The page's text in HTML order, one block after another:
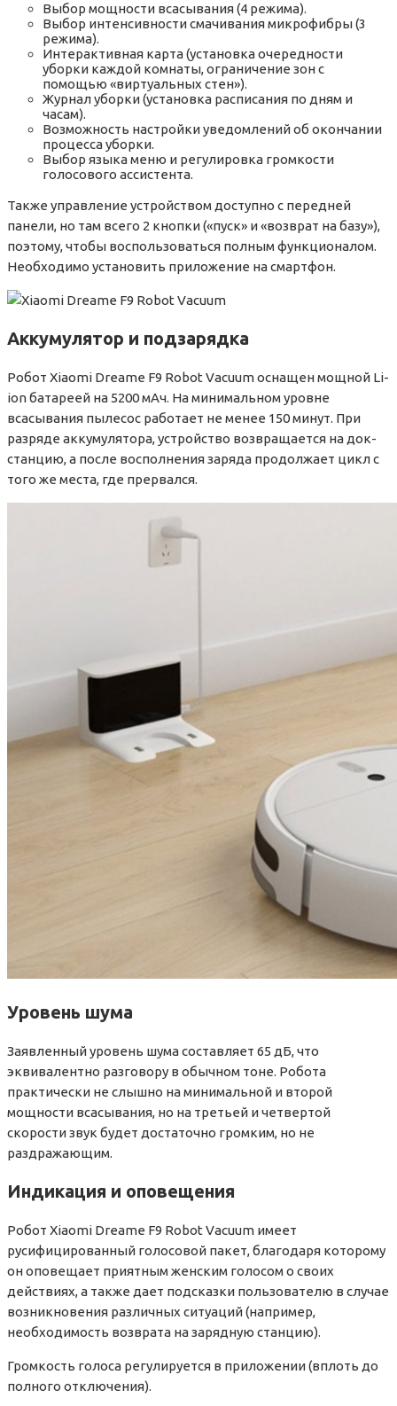
Выбор мощности всасывания (4 режима).
Выбор интенсивности смачивания микрофибры (3
режима).
Интерактивная карта (установка очередности
уборки каждой комнаты, ограничение зон с
помощью «виртуальных стен»).
Журнал уборки (установка расписания по дням и
часам).
Возможность настройки уведомлений об окончании
процесса уборки.
Выбор языка меню и регулировка громкости
голосового ассистента.
Также управление устройством доступно с передней
панели, но там всего 2 кнопки («пуск» и «возврат на базу»),
поэтому, чтобы воспользоваться полным функционалом.
Необходимо установить приложение на смартфон.
Аккумулятор и подзарядка
Робот Xiaomi Dreame F9 Robot Vacuum оснащен мощной Li-
ion батареей на 5200 мАч. На минимальном уровне
всасывания пылесос работает не менее 150 минут. При
разряде аккумулятора, устройство возвращается на док-
станцию, а после восполнения заряда продолжает цикл с
того же места, где прервался.
Уровень шума
Заявленный уровень шума составляет 65 дБ, что
эквивалентно разговору в обычном тоне. Робота
практически не слышно на минимальной и второй
мощности всасывания, но на третьей и четвертой
скорости звук будет достаточно громким, но не
раздражающим.
Индикация и оповещения
Робот Xiaomi Dreame F9 Robot Vacuum имеет
русифицированный голосовой пакет, благодаря которому
он оповещает приятным женским голосом о своих
действиях, а также дает подсказки пользователю в случае
возникновения различных ситуаций (например,
необходимость возврата на зарядную станцию).
Громкость голоса регулируется в приложении (вплоть до
полного отключения).